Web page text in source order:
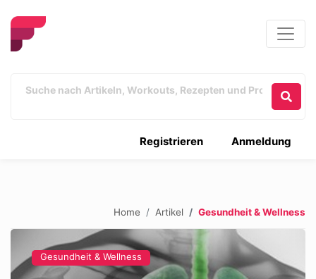
Anmeldung
Registrieren
Home Artikel Gesundheit & Wellness
Gesundheit & Wellness